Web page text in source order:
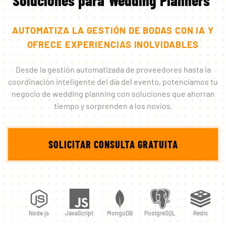
AUTOMATIZA LA GESTIÓN DE BODAS CON IA Y
OFRECE EXPERIENCIAS INOLVIDABLES
Desde la gestión automatizada de proveedores hasta la
coordinación inteligente del día del evento, potenciamos tu
negocio de wedding planning con soluciones que ahorran
tiempo y sorprenden a los novios.
SOLICITAR CONSULTA GRATUITA
Node.js JavaScript MongoDB PostgreSQL Redis